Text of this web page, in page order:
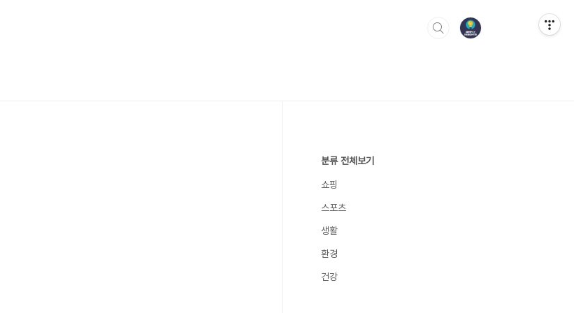
분류 전체보기
쇼핑
스포츠
생활
환경
건강